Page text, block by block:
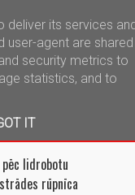
lidrobotu
rūpnīca
deliver its services
user-agent are shared
security metrics to
statistics, and to
IT